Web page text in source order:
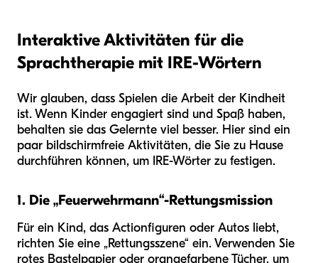
Interaktive Aktivitäten für die
Sprachtherapie mit IRE-Wörtern
Wir glauben, dass Spielen die Arbeit der Kindheit
ist. Wenn Kinder engagiert sind und Spaß haben,
behalten sie das Gelernte viel besser. Hier sind ein
paar bildschirmfreie Aktivitäten, die Sie zu Hause
durchführen können, um IRE-Wörter zu festigen.
1. Die „Feuerwehrmann“-Rettungsmission
Für ein Kind, das Actionfiguren oder Autos liebt,
richten Sie eine „Rettungsszene“ ein. Verwenden Sie
rotes Bastelpapier oder orangefarbene Tücher, um